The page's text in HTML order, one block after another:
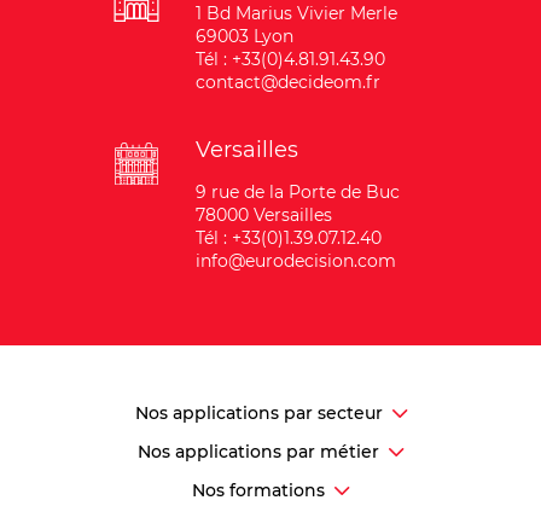
1 Bd Marius Vivier Merle
69003 Lyon
Tél : +33(0)4.81.91.43.90
contact@decideom.fr
Versailles
9 rue de la Porte de Buc
78000 Versailles
Tél : +33(0)1.39.07.12.40
info@eurodecision.com
Nos applications par secteur
Nos applications par métier
Nos formations